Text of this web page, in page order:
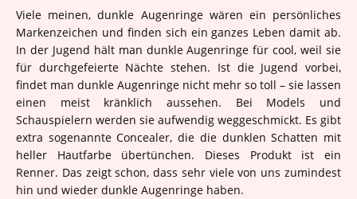
Viele meinen, dunkle Augenringe wären ein persönliches
Markenzeichen und finden sich ein ganzes Leben damit ab.
In der Jugend hält man dunkle Augenringe für cool, weil sie
für durchgefeierte Nächte stehen. Ist die Jugend vorbei,
findet man dunkle Augenringe nicht mehr so toll – sie lassen
einen meist kränklich aussehen. Bei Models und
Schauspielern werden sie aufwendig weggeschmickt. Es gibt
extra sogenannte Concealer, die die dunklen Schatten mit
heller Hautfarbe übertünchen. Dieses Produkt ist ein
Renner. Das zeigt schon, dass sehr viele von uns zumindest
hin und wieder dunkle Augenringe haben.